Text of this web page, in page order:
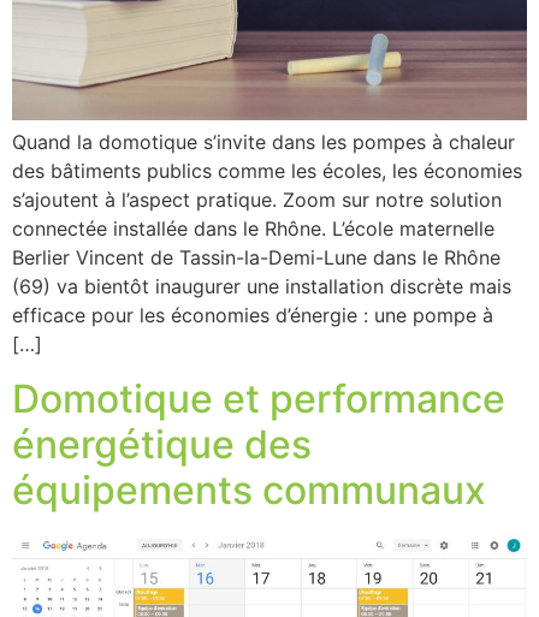
Quand la domotique s’invite dans les pompes à chaleur
des bâtiments publics comme les écoles, les économies
s’ajoutent à l’aspect pratique. Zoom sur notre solution
connectée installée dans le Rhône. L’école maternelle
Berlier Vincent de Tassin-la-Demi-Lune dans le Rhône
(69) va bientôt inaugurer une installation discrète mais
efficace pour les économies d’énergie : une pompe à
[…]
Domotique et performance
énergétique des
équipements communaux